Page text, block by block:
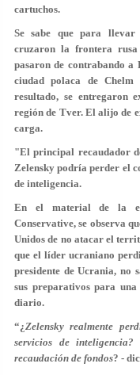
cartuchos.
Se sabe que para llevar
cruzaron la frontera
pasaron de contrabando a
ciudad polaca de
resultado, se entregaron
región de Tver. El alijo de
carga.
"El principal recaudador
Zelensky podría perder el
de inteligencia.
En el material de la
Conservative, se observa
Unidos de no atacar el
que el líder ucraniano
presidente de Ucrania, no
sus preparativos para
diario.
“¿Zelensky realmente
servicios de
recaudación de fondos? -